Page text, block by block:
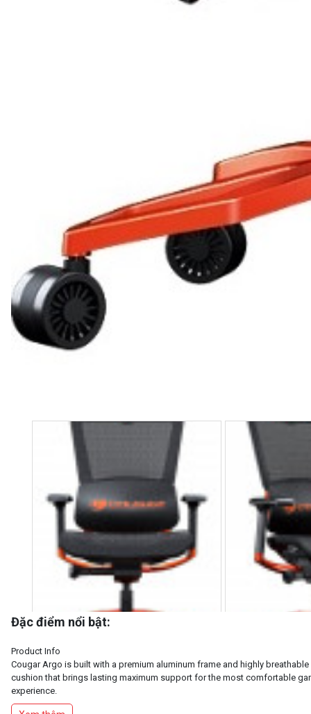
Đặc điểm nổi bật:
Product Info
Cougar Argo is built with a premium aluminum frame and highly breathable
cushion that brings lasting maximum support for the most comfortable
experience.